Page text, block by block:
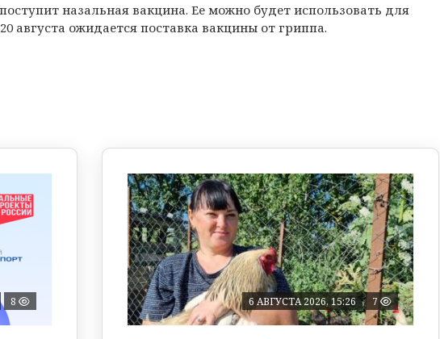
назальная вакцина. Ее можно будет использовать для
августа ожидается поставка вакцины от гриппа.
8 6 АВГУСТА 2026, 15:26 7